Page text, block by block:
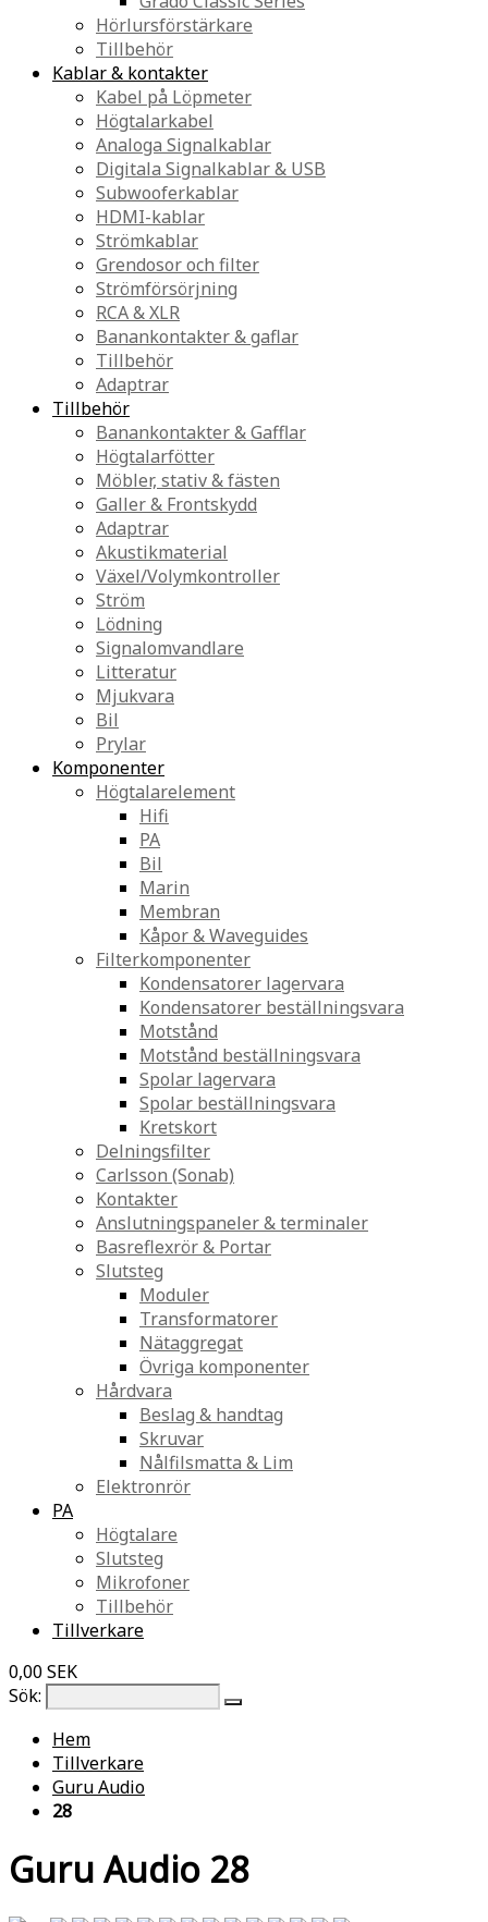
Hörlursförstärkare
Tillbehör
Kablar & kontakter
Kabel på Löpmeter
Högtalarkabel
Analoga Signalkablar
Digitala Signalkablar & USB
Subwooferkablar
HDMI-kablar
Strömkablar
Grendosor och filter
Strömförsörjning
RCA & XLR
Banankontakter & gaflar
Tillbehör
Adaptrar
Tillbehör
Banankontakter & Gafflar
Högtalarfötter
Möbler, stativ & fästen
Galler & Frontskydd
Adaptrar
Akustikmaterial
Växel/Volymkontroller
Ström
Lödning
Signalomvandlare
Litteratur
Mjukvara
Bil
Prylar
Komponenter
Högtalarelement
Hifi
PA
Bil
Marin
Membran
Kåpor & Waveguides
Filterkomponenter
Kondensatorer lagervara
Kondensatorer beställningsvara
Motstånd
Motstånd beställningsvara
Spolar lagervara
Spolar beställningsvara
Kretskort
Delningsfilter
Carlsson (Sonab)
Kontakter
Anslutningspaneler & terminaler
Basreflexrör & Portar
Slutsteg
Moduler
Transformatorer
Nätaggregat
Övriga komponenter
Hårdvara
Beslag & handtag
Skruvar
Nålfilsmatta & Lim
Elektronrör
PA
Högtalare
Slutsteg
Mikrofoner
Tillbehör
Tillverkare
0,00 SEK
Sök:
Hem
Tillverkare
Guru Audio
28
Guru Audio 28